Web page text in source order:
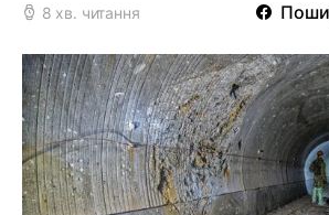
8 хв. читання